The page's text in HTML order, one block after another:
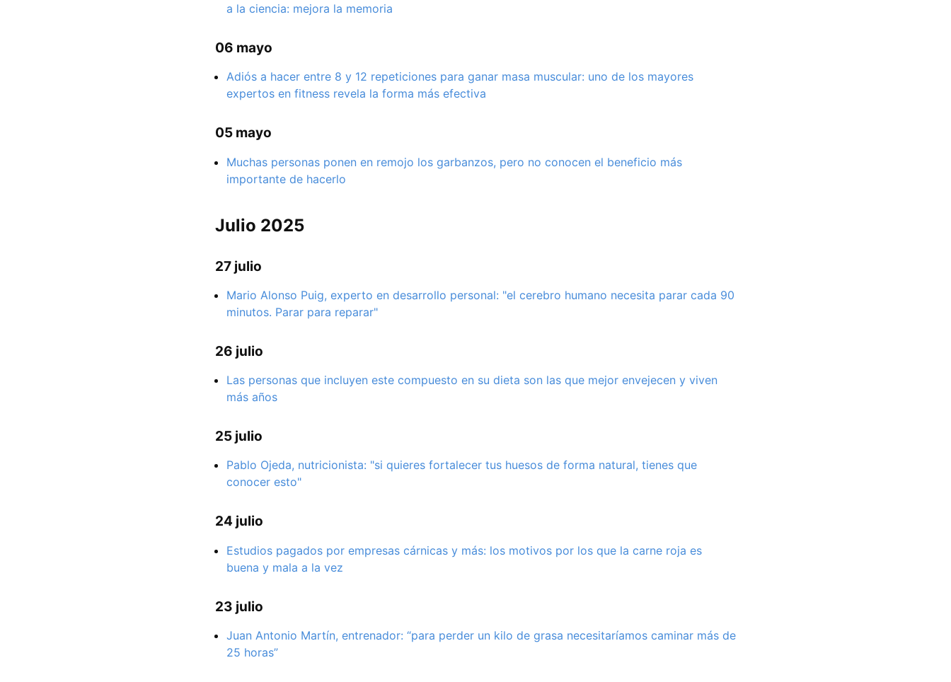
a la ciencia: mejora la memoria
06 mayo
Adiós a hacer entre 8 y 12 repeticiones para ganar masa muscular: uno de los mayores
expertos en fitness revela la forma más efectiva
05 mayo
Muchas personas ponen en remojo los garbanzos, pero no conocen el beneficio más
importante de hacerlo
Julio 2025
27 julio
Mario Alonso Puig, experto en desarrollo personal: "el cerebro humano necesita parar cada 90
minutos. Parar para reparar"
26 julio
Las personas que incluyen este compuesto en su dieta son las que mejor envejecen y viven
más años
25 julio
Pablo Ojeda, nutricionista: "si quieres fortalecer tus huesos de forma natural, tienes que
conocer esto"
24 julio
Estudios pagados por empresas cárnicas y más: los motivos por los que la carne roja es
buena y mala a la vez
23 julio
Juan Antonio Martín, entrenador: “para perder un kilo de grasa necesitaríamos caminar más de
25 horas”